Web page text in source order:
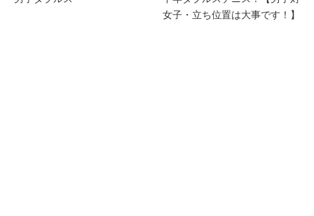
女子・立ち位置は大事です！】